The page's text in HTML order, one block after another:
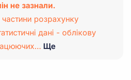
не зазнали.
частини розрахунку
дані - облікову
Ще